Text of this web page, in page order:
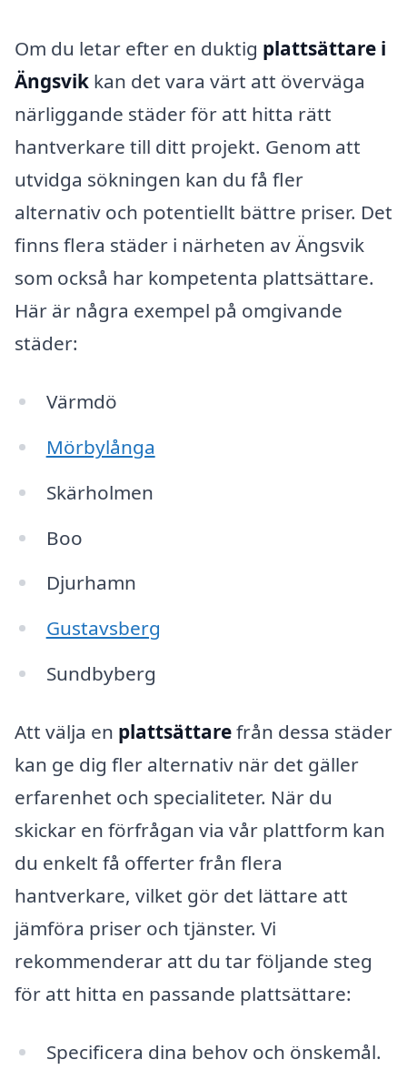
Om du letar efter en duktig plattsättare i
Ängsvik kan det vara värt att överväga
närliggande städer för att hitta rätt
hantverkare till ditt projekt. Genom att
utvidga sökningen kan du få fler
alternativ och potentiellt bättre priser. Det
finns flera städer i närheten av Ängsvik
som också har kompetenta plattsättare.
Här är några exempel på omgivande
städer:
Värmdö
Mörbylånga
Skärholmen
Boo
Djurhamn
Gustavsberg
Sundbyberg
Att välja en plattsättarefrån dessa städer
kan ge dig fler alternativ när det gäller
erfarenhet och specialiteter. När du
skickar en förfrågan via vår plattform kan
du enkelt få offerter från flera
hantverkare, vilket gör det lättare att
jämföra priser och tjänster. Vi
rekommenderar att du tar följande steg
för att hitta en passande plattsättare:
Specificera dina behov och önskemål.